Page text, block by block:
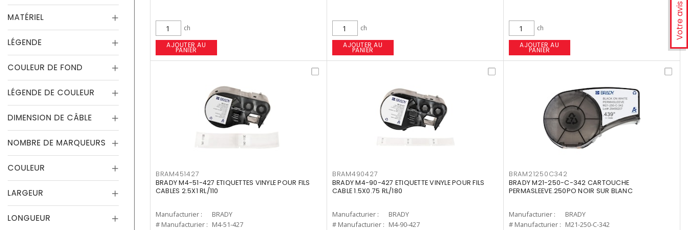
Votre avis
MATÉRIEL
LÉGENDE
COULEUR DE FOND
LÉGENDE DE COULEUR
DIMENSION DE CÂBLE
NOMBRE DE MARQUEURS
COULEUR
LARGEUR
LONGUEUR
ch
AJOUTER AU
PANIER
ch
AJOUTER AU
PANIER
ch
AJOUTER AU
PANIER
BRAM451427
BRADY M4-51-427 ETIQUETTES VINYLE POUR FILS
CABLES 2.5X1 RL/110
Manufacturier :
BRADY
# Manufacturier : M4-51-427
BRAM490427
BRADY M4-90-427 ETIQUETTE VINYLE POUR FILS
CABLE 1.5X0.75 RL/180
Manufacturier :
BRADY
# Manufacturier : M4-90-427
BRAM21250C342
BRADY M21-250-C-342 CARTOUCHE
PERMASLEEVE.250PO NOIR SUR BLANC
Manufacturier :
BRADY
# Manufacturier : M21-250-C-342